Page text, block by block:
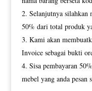
Selanjutnya silahkan
50% dari total produk
Kami akan
Invoice sebagai bukti
Sisa pembayaran
mebel yang anda pesan